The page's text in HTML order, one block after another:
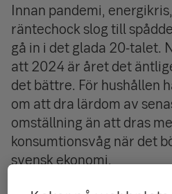
Innan pandemi,
räntechock slog till
gå in i det glada 20-talet.
att 2024 är året det
det bättre. För hushållen
om att dra lärdom av
omställning än att dras
konsumtionsvåg när det
svensk ekonomi.